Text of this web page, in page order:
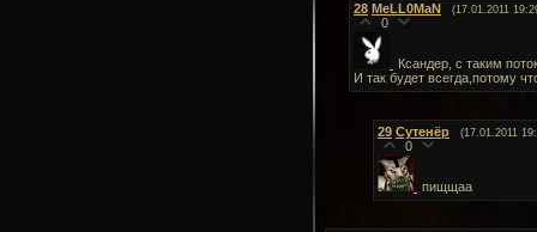
28 MeLL0MaN (17.01.2011
0
Ксандер, с таким
И так будет всегда,потому
29 Сутенёр (17.01.2011
0
пищщаа